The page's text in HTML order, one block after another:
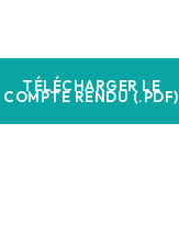
TÉLÉCHARGER LE
COMPTE RENDU (.PDF)